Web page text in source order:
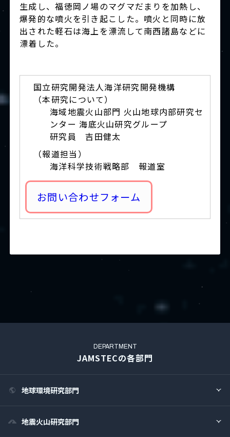
生成し、福徳岡ノ場のマグマだまりを加熱し、
爆発的な噴火を引き起こした。噴火と同時に放
出された軽石は海上を漂流して南西諸島などに
漂着した。
国立研究開発法人海洋研究開発機構
（本研究について）
海域地震火山部門 火山地球内部研究セ
ンター 海底火山研究グループ
研究員 吉田健太
（報道担当）
海洋科学技術戦略部 報道室
お問い合わせフォーム